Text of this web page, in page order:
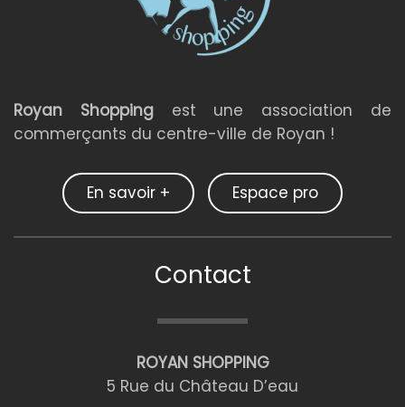
Royan Shopping est une association de
commerçants du centre-ville de Royan !
En savoir + Espace pro
Contact
ROYAN SHOPPING
5 Rue du Château D’eau